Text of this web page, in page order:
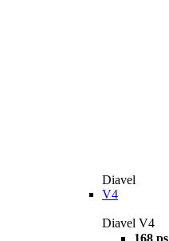
Diavel
V4
Diavel V4
168 ps